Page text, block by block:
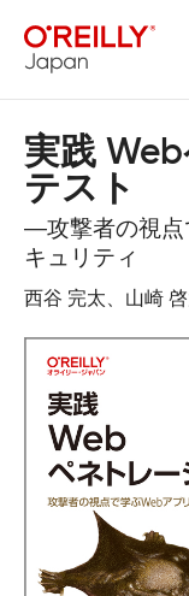
実践
テスト
―攻撃者の視点
キュリティ
西谷 完太、山崎